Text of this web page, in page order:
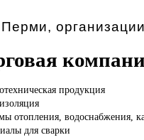
продукция
отопления, водоснабжения,
для сварки